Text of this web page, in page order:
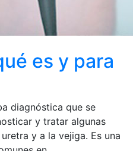
es y para
diagnóstica que se
y tratar algunas
y a la vejiga. Es una